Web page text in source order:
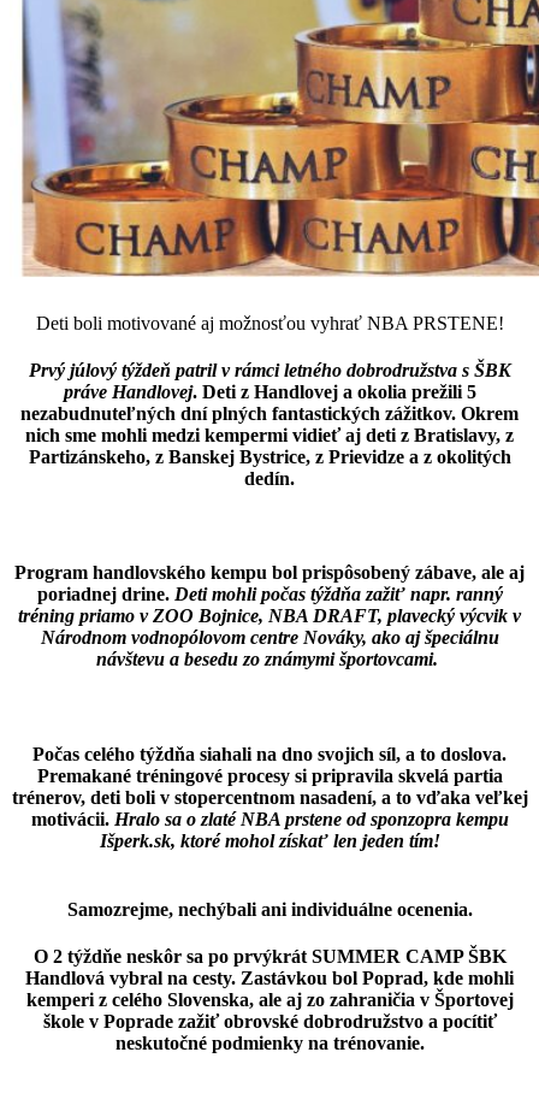
Deti boli motivované aj možnosťou vyhrať NBA PRSTENE!
Prvý júlový týždeň patril v rámci letného dobrodružstva s ŠBK
práve Handlovej. Deti z Handlovej a okolia prežili 5
nezabudnuteľných dní plných fantastických zážitkov. Okrem
nich sme mohli medzi kempermi vidieť aj deti z Bratislavy, z
Partizánskeho, z Banskej Bystrice, z Prievidze a z okolitých
dedín.
Program handlovského kempu bol prispôsobený zábave, ale aj
poriadnej drine. Deti mohli počas týždňa zažiť napr. ranný
tréning priamo v ZOO Bojnice, NBA DRAFT, plavecký výcvik v
Národnom vodnopólovom centre Nováky, ako aj špeciálnu
návštevu a besedu zo známymi športovcami.
Počas celého týždňa siahali na dno svojich síl, a to doslova.
Premakané tréningové procesy si pripravila skvelá partia
trénerov, deti boli v stopercentnom nasadení, a to vďaka veľkej
motivácii. Hralo sa o zlaté NBA prstene od sponzopra kempu
Išperk.sk, ktoré mohol získať len jeden tím!
Samozrejme, nechýbali ani individuálne ocenenia.
O 2 týždňe neskôr sa po prvýkrát SUMMER CAMP ŠBK
Handlová vybral na cesty. Zastávkou bol Poprad, kde mohli
kemperi z celého Slovenska, ale aj zo zahraničia v Športovej
škole v Poprade zažiť obrovské dobrodružstvo a pocítiť
neskutočné podmienky na trénovanie.